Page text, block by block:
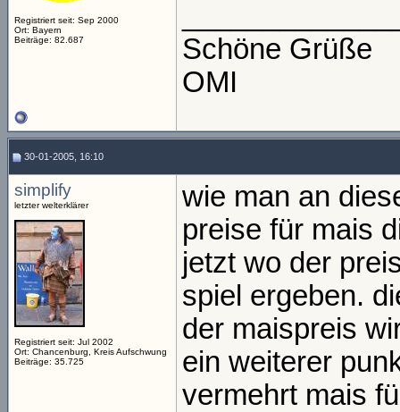
Registriert seit: Sep 2000
Ort: Bayern
Beiträge: 82.687
Schöne Grüße
OMI
30-01-2005, 16:10
simplify
letzter welterklärer
Registriert seit: Jul 2002
Ort: Chancenburg, Kreis Aufschwung
Beiträge: 35.725
wie man an
preise für mais
jetzt wo der
spiel ergeben.
der maispreis
ein weiterer
vermehrt mais